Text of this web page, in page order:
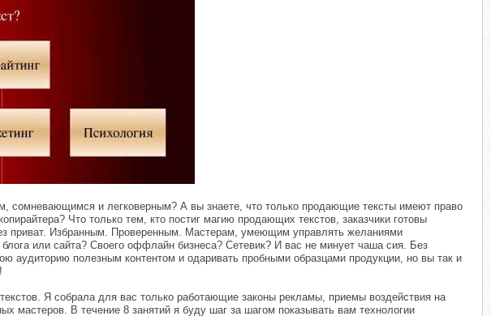
и легковерным? А вы знаете, что только продающие тексты имеют право
Что только тем, кто постиг магию продающих текстов, заказчики готовы
приват. Избранным. Проверенным. Мастерам, умеющим управлять желаниями
или сайта? Своего оффлайн бизнеса? Сетевик? И вас не минует чаша сия. Без
полезным контентом и одаривать пробными образцами продукции, но вы так и
Я собрала для вас только работающие законы рекламы, приемы воздействия на
мастеров. В течение 8 занятий я буду шаг за шагом показывать вам технологии